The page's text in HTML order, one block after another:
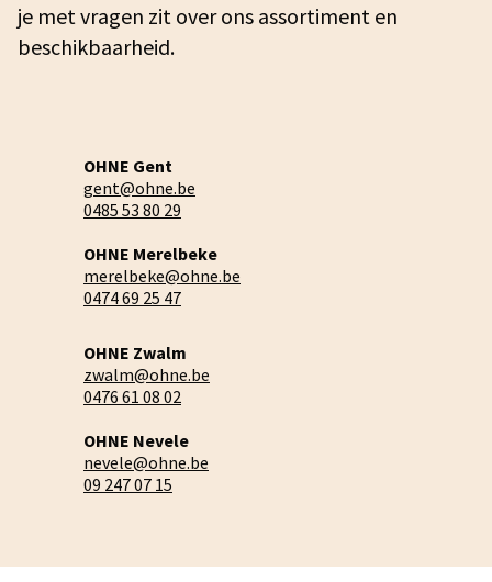
je met vragen zit over ons assortiment en
beschikbaarheid.
OHNE Gent
gent@ohne.be
0485 53 80 29
OHNE Merelbeke
merelbeke@ohne.be
0474 69 25 47
OHNE Zwalm
zwalm@ohne.be
0476 61 08 02
OHNE Nevele
nevele@ohne.be
09 247 07 15